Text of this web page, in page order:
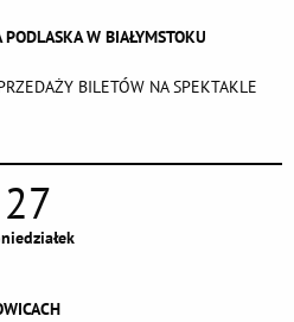
W BIAŁYMSTOKU
BILETÓW NA SPEKTAKLE
27